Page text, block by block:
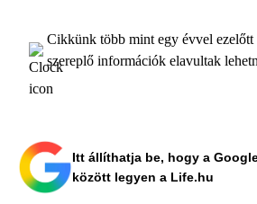
Cikkünk több mint egy évvel ezelőtt
szereplő információk elavultak
Itt állíthatja be, hogy a
között legyen a Life.hu